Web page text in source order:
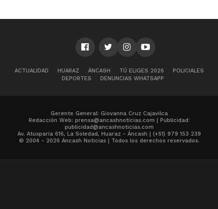
ACTUALIDAD HUARAZ ÁNCASH TÚ ELIGES 2026
POLICIALES
DEPORTES
DENUNCIAS WHATSAPP
Gerente General: Giovanna Cruz Cajavilca
Redacción Web: prensa@ancashnoticias.com | Publicidad:
publicidad@ancashnoticias.com
Av. Atusparia 616, La Soledad, Huaraz - Áncash | (+51) 979 153 239
© 2004 - 2026 Ancash Noticias | Todos los derechos reservados.